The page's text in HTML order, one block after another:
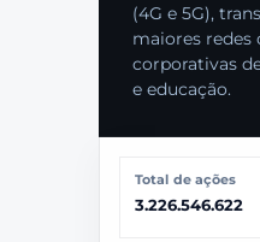
(4G e 5G),
maiores redes
corporativas
e educação.
Total de ações
3.226.546.622